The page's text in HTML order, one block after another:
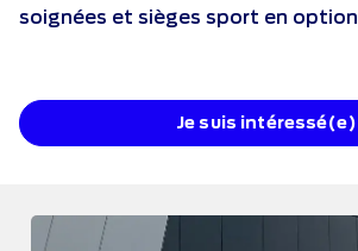
soignées et sièges sport en option
Je suis intéressé(e)